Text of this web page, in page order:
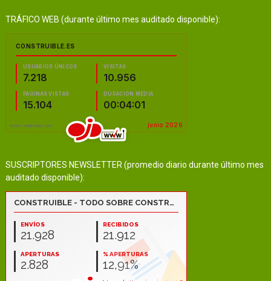
TRÁFICO WEB (durante último mes auditado disponible):
SUSCRIPTORES NEWSLETTER (promedio diario durante último mes
auditado disponible):